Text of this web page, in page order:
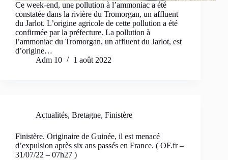
Ce week-end, une pollution à l’ammoniac a été
constatée dans la rivière du Tromorgan, un affluent
du Jarlot. L’origine agricole de cette pollution a été
confirmée par la préfecture. La pollution à
l’ammoniac du Tromorgan, un affluent du Jarlot, est
d’origine…
Adm 10
1 août 2022
Actualités, Bretagne, Finistère
Finistère. Originaire de Guinée, il est menacé
d’expulsion après six ans passés en France. ( OF.fr –
31/07/22 – 07h27 )